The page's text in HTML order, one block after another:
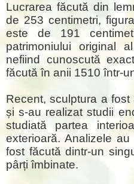
Lucrarea făcută din
de 253 centimetri,
este de 191
patrimoniului original
nefiind cunoscută
făcută în anii 1510 într-
Recent, sculptura a
și s-au realizat studii
studiată partea
exterioară. Analizele
fost făcută dintr-un
pârți îmbinate.